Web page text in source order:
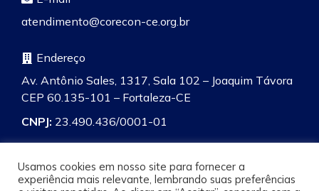
atendimento@corecon-ce.org.br
Endereço
Av. Antônio Sales, 1317, Sala 102 – Joaquim Távora
CEP 60.135-101 – Fortaleza-CE
CNPJ: 23.490.436/0001-01
Usamos cookies em nosso site para fornecer a
experiência mais relevante, lembrando suas preferências